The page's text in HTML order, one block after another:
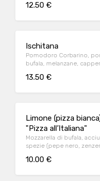
12.50 €
Ischitana
Pomodoro Corbarino,
bufala, melanzane,
13.50 €
Limone (pizza
"Pizza all’Italiana"
Mozzarella di bufala,
spezie (pepe nero,
10.00 €